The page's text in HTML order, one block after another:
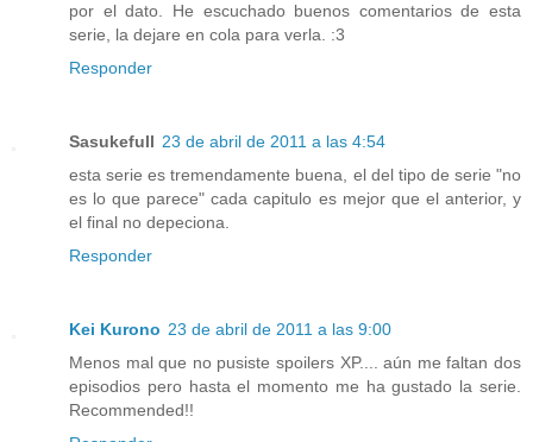
por el dato. He escuchado buenos comentarios de esta
serie, la dejare en cola para verla. :3
Responder
Sasukefull 23 de abril de 2011 a las 4:54
esta serie es tremendamente buena, el del tipo de serie "no
es lo que parece" cada capitulo es mejor que el anterior, y
el final no depeciona.
Responder
Kei Kurono 23 de abril de 2011 a las 9:00
Menos mal que no pusiste spoilers XP.... aún me faltan dos
episodios pero hasta el momento me ha gustado la serie.
Recommended!!